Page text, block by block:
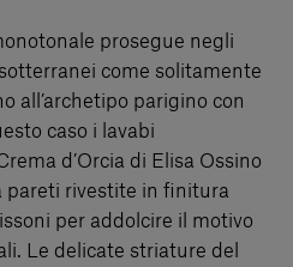
prosegue negli
come solitamente
all’archetipo parigino con
caso i lavabi
d’Orcia di Elisa Ossino
pareti rivestite in finitura
per addolcire il motivo
Le delicate striature del